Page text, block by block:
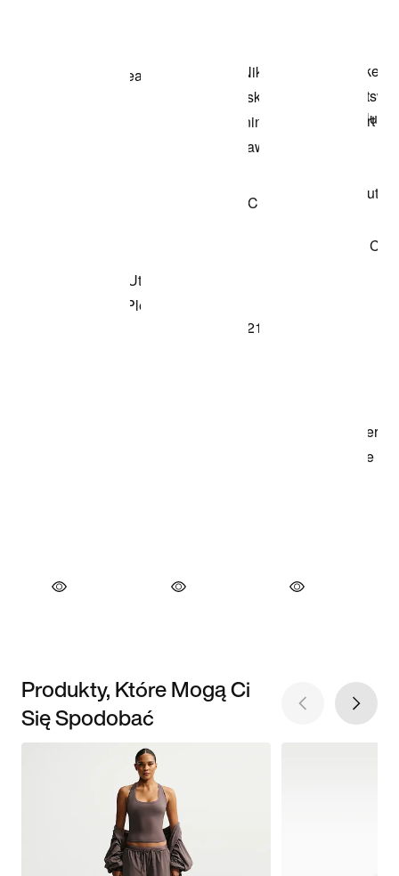
Produkty, Które Mogą Ci
Się Spodobać